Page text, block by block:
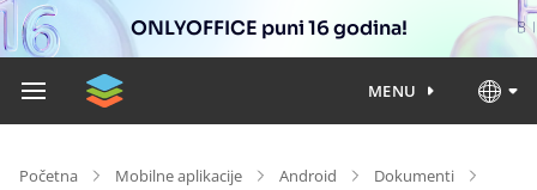
ONLYOFFICE puni 16 godina!
MENU
Početna Mobilne aplikacije Android
Dokumenti